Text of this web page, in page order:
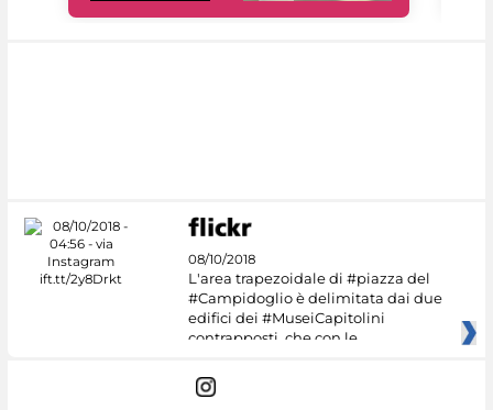
08/10/2018
L'area trapezoidale di #piazza del
#Campidoglio è delimitata dai due
edifici dei #MuseiCapitolini
contrapposti, che con le